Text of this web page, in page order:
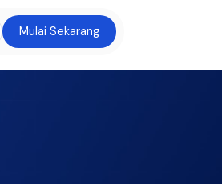
Mulai Sekarang